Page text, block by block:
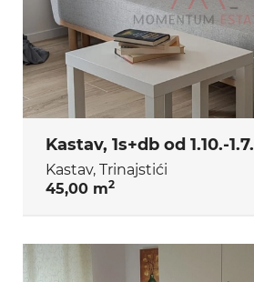
Kastav, 1s+db od 1.10.-1.7.
Kastav, Trinajstići
45,00 m2